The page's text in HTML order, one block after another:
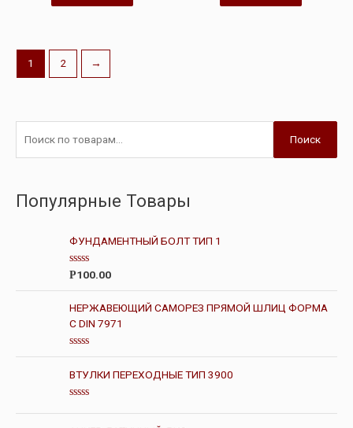
1 2 →
Поиск
Популярные Товары
ФУНДАМЕНТНЫЙ БОЛТ ТИП 1
О
е
н
к
а
и
з
Р100.00
НЕРЖАВЕЮЩИЙ САМОРЕЗ ПРЯМОЙ ШЛИЦ ФОРМА
С DIN 7971
О
е
н
к
ВТУЛКИ ПЕРЕХОДНЫЕ ТИП 3900
ц